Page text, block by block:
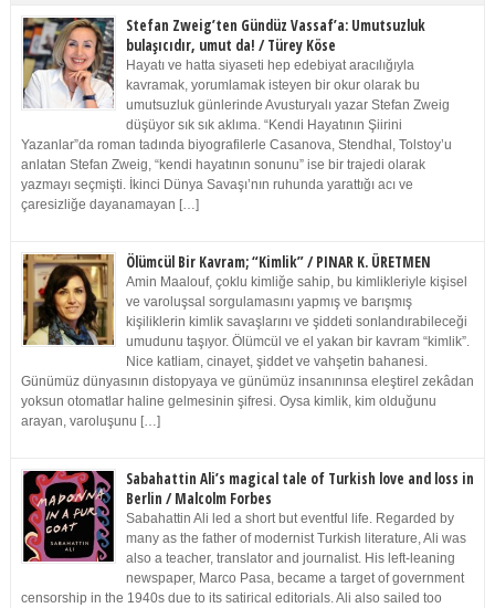
Stefan Zweig’ten Gündüz Vassaf’a: Umutsuzluk
bulaşıcıdır, umut da! / Türey Köse
Hayatı ve hatta siyaseti hep edebiyat aracılığıyla
kavramak, yorumlamak isteyen bir okur olarak bu
umutsuzluk günlerinde Avusturyalı yazar Stefan Zweig
düşüyor sık sık aklıma. “Kendi Hayatının Şiirini
Yazanlar”da roman tadında biyografilerle Casanova, Stendhal, Tolstoy’u
anlatan Stefan Zweig, “kendi hayatının sonunu” ise bir trajedi olarak
yazmayı seçmişti. İkinci Dünya Savaşı’nın ruhunda yarattığı acı ve
çaresizliğe dayanamayan […]
Ölümcül Bir Kavram; “Kimlik” / PINAR K. ÜRETMEN
Amin Maalouf, çoklu kimliğe sahip, bu kimlikleriyle kişisel
ve varoluşsal sorgulamasını yapmış ve barışmış
kişiliklerin kimlik savaşlarını ve şiddeti sonlandırabileceği
umudunu taşıyor. Ölümcül ve el yakan bir kavram “kimlik”.
Nice katliam, cinayet, şiddet ve vahşetin bahanesi.
Günümüz dünyasının distopyaya ve günümüz insanınınsa eleştirel zekâdan
yoksun otomatlar haline gelmesinin şifresi. Oysa kimlik, kim olduğunu
arayan, varoluşunu […]
Sabahattin Ali’s magical tale of Turkish love and loss in
Berlin / Malcolm Forbes
Sabahattin Ali led a short but eventful life. Regarded by
many as the father of modernist Turkish literature, Ali was
also a teacher, translator and journalist. His left-leaning
newspaper, Marco Pasa, became a target of government
censorship in the 1940s due to its satirical editorials. Ali also sailed too